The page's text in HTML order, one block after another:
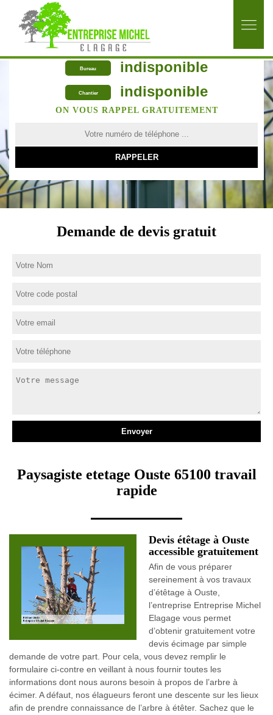
Bureau indisponible
Chantier indisponible
ON VOUS RAPPEL GRATUITEMENT
Demande de devis gratuit
Paysagiste etetage Ouste 65100 travail
rapide
Devis étêtage à Ouste
accessible gratuitement
Afin de vous préparer
sereinement à vos travaux
d’étêtage à Ouste,
l’entreprise Entreprise Michel
Elagage vous permet
d’obtenir gratuitement votre
devis écimage par simple
demande de votre part. Pour cela, vous devez remplir le
formulaire ci-contre en veillant à nous fournir toutes les
informations dont nous aurons besoin à propos de l’arbre à
écimer. A défaut, nos élagueurs feront une descente sur les lieux
afin de prendre connaissance de l’arbre à étêter. Sachez que le